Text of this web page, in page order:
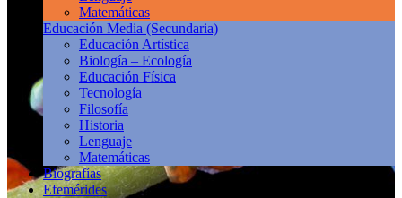
Matemáticas
Educación Media (Secundaria)
Educación Artística
Biología – Ecología
Educación Física
Tecnología
Filosofía
Historia
Lenguaje
Matemáticas
Biografías
Efemérides